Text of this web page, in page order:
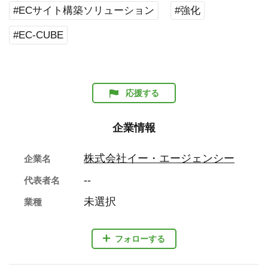
#ECサイト構築ソリューション #強化
#EC-CUBE
応援する
企業情報
フォローする
企業名 株式会社イー・エージェンシー
代表者名 --
業種 未選択